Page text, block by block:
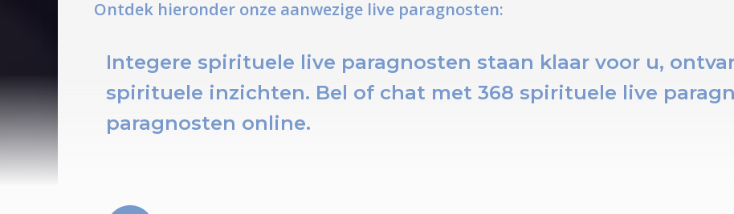
Ontdek hieronder onze aanwezige live paragnosten:
Integere spirituele live paragnosten staan klaar voor u,
spirituele inzichten. Bel of chat met 368 spirituele live
paragnosten online.